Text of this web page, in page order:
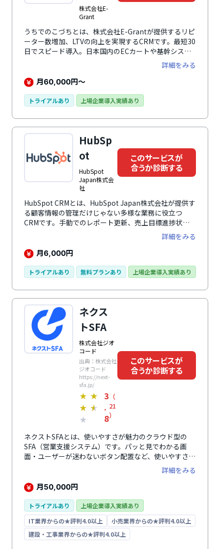
株式会社E-
Grant
うちでのこづちとは、株式会社E-Grantが提供するリピ
ーター数増加、LTVの向上を実現するCRMです。最短30
日でスピード導入。日本国内のECカートや基幹システ
ムとの自動連携にほぼ対応しているので追加のシステム
開発不要で即座に導入できます。特許取得した独自の分
析プログラムは、顧客満足度93％以上、2020年のこづ
じ可改善施策を適応する結果検証、自社のステータス・
一目でわかる改善施策の機能などEC通販システムとの
自動連携機能を用意してます。ニーズに合わせたデータ
分析、そのまま報告やレポーティングに利用できるデザ
イン設計など豊富な機能を搭載しています。
詳細をみる
月60,000円～
トライアルあり 上場企業導入実績あり
HubSp
ot
HubSpot
Japan株式会
社
このサービスが
合うか診断する
HubSpot CRMとは、HubSpot Japan株式会社が提供す
る顧客情報の管理だけじゃない多様な業務に役立つ
CRMです。手動でのレポート更新、売上目標進捗状況
を営業担当者へ確認というような煩雑な作業はすべてお
まかせ可能です。直感的で見やすいダッシュボードでリ
アルタイムに営業パイプラインを可視化。売上目標営業
成果目標の達成に役立ちます。最大100万件の従業員数
用制限なし。業務自動化ツールで時間節約、2,000万社
を超える登録企業のデータ、自動的に連携するコンタク
トレコードが潜在顧客へのアプローチにつながります。
他にもミーティングのスケジュール設定、ウェブチャッ
ト、Eメールテンプレート、コールなどの無料で利用で
きる機能が満載で、幅広い業務の効率化、活性化を促進
します。
詳細をみる
月6,000円
トライアルあり 無料プランあり 上場企業導入実績あり
ネクス
トSFA
株式会社ジオ
コード
出典：株式会社
ジオコード
https://next-
sfa.jp/
★ ★
★ ★
★
3
.
8
（
21
）
このサービスが
合うか診断する
ネクストSFAとは、使いやすさが魅力のクラウド型の
SFA（営業支援システム）です。パッと見でわかる画
面・ユーザーが迷わないボタン配置など、使いやすさを
追求した設計が特徴。機能はリスト作成、案件管理、デ
ータ分析など、営業管理に特化しています。案件管理画
面では、ドラッグアンドドロップで直感的に操作でき、
目をカスタマイズ可能です。iPhoneではアプリ、
AndoroidではGoogle chromeなどのブラウザから利用
できるので、外出時も営業情報の確認や、報告書を提出
できます。サポートは初期設定から運用開始後の相談・
詳細をみる
月50,000円
トライアルあり
上場企業導入実績あり
IT業界からの★評判4.0以上
小売業界からの★評判4.0以上
建設・工事業界からの★評判4.0以上